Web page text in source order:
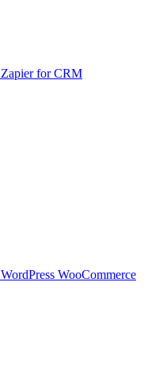
Zapier for CRM
WordPress WooCommerce